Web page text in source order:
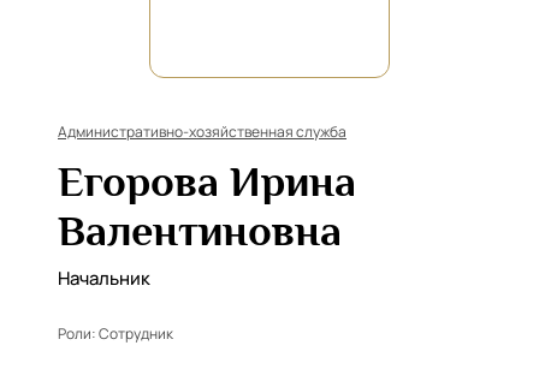
Административно-хозяйственная служба
Егорова Ирина
Валентиновна
Начальник
Роли:Сотрудник